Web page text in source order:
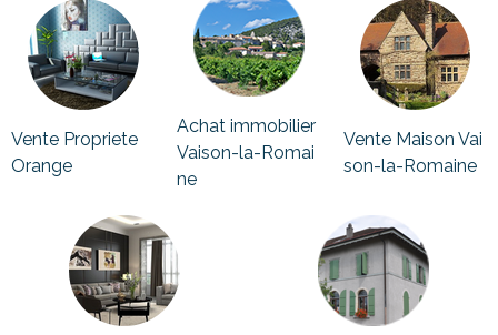
Vente Propriete
Orange
Achat immobilier
Vaison-la-Romai
ne
Vente Maison Vai
son-la-Romaine